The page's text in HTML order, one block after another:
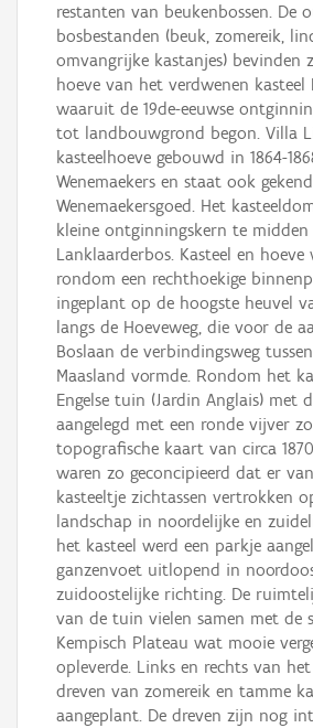
restanten van beukenbossen. De
bosbestanden (beuk, zomereik,
omvangrijke kastanjes) bevinden
hoeve van het verdwenen kasteel
waaruit de 19de-eeuwse
tot landbouwgrond begon. Villa
kasteelhoeve gebouwd in 1864-
Wenemaekers en staat ook
Wenemaekersgoed. Het
kleine ontginningskern te
Lanklaarderbos. Kasteel en hoeve
rondom een rechthoekige
ingeplant op de hoogste heuvel
langs de Hoeveweg, die voor de
Boslaan de verbindingsweg
Maasland vormde. Rondom het
Engelse tuin (Jardin Anglais) met
aangelegd met een ronde vijver
topografische kaart van circa
waren zo geconcipieerd dat er
kasteeltje zichtassen vertrokken
landschap in noordelijke en
het kasteel werd een parkje
ganzenvoet uitlopend in
zuidoostelijke richting. De
van de tuin vielen samen met de
Kempisch Plateau wat mooie
opleverde. Links en rechts van
dreven van zomereik en tamme
aangeplant. De dreven zijn nog